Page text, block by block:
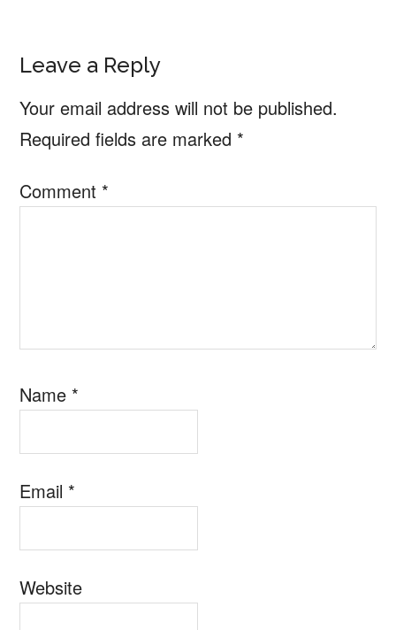
Reader
Interactions
Leave a Reply
Your email address will not be published.
Required fields are marked *
Comment *
Name *
Email *
Website